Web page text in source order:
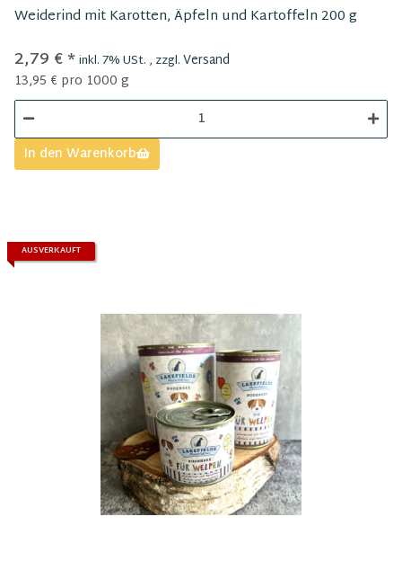
Weiderind mit Karotten, Äpfeln und Kartoffeln 200 g
2,79 €*inkl. 7% USt. , zzgl.Versand
13,95 € pro 1000 g
In den Warenkorb
AUSVERKAUFT